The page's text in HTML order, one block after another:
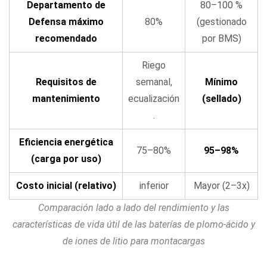
que
se
está
acercando
al
de
Comparación lado a lado del rendimiento y las
características de vida útil de las baterías de plomo-ácido y
de iones de litio para montacargas
Departamento de
Defensa máximo
recomendado
80%
80–100 %
(gestionado
por BMS)
Requisitos de
mantenimiento
Riego
semanal,
ecualización
.
Mínimo
(sellado)
Eficiencia energética
(carga por uso)
75–80% 95–98%
Costo inicial (relativo) inferior Mayor (2–3x)